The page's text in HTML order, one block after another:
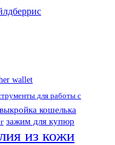
wallet
для работы с
выкройка кошелька
зажим для купюр
из кожи